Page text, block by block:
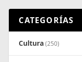
CATEGORÍAS
Cultura(250)